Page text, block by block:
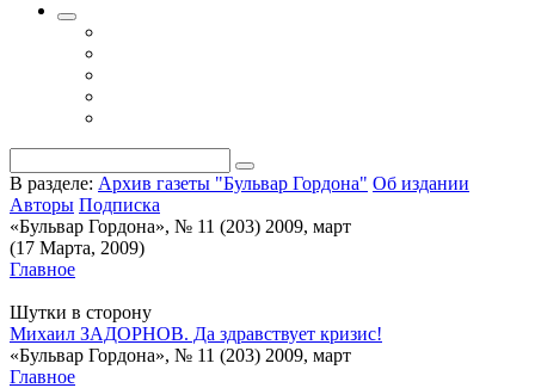
В разделе: Архив газеты "Бульвар Гордона" Об издании
Авторы Подписка
«Бульвар Гордона», № 11 (203) 2009, март
(17 Марта, 2009)
Главное
Шутки в сторону
Михаил ЗАДОРНОВ. Да здравствует кризис!
«Бульвар Гордона», № 11 (203) 2009, март
Главное